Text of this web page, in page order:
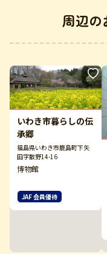
周辺の
いわき市暮らしの伝
承郷
福島県いわき市鹿島町下矢
田字散野14-16
博物館
JAF 会員優待